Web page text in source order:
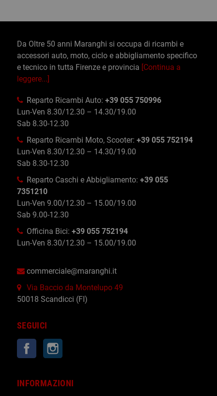
Da Oltre 50 anni Maranghi si occupa di ricambi e
accessori auto, moto, ciclo e abbigliamento specifico
e tecnico in tutta Firenze e provincia [Continua a
leggere...]
Reparto Ricambi Auto: +39 055 750996
Lun-Ven 8.30/12.30 – 14.30/19.00
Sab 8.30-12.30
Reparto Ricambi Moto, Scooter: +39 055 752194
Lun-Ven 8.30/12.30 – 14.30/19.00
Sab 8.30-12.30
Reparto Caschi e Abbigliamento: +39 055
7351210
Lun-Ven 9.00/12.30 – 15.00/19.00
Sab 9.00-12.30
Officina Bici: +39 055 752194
Lun-Ven 8.30/12.30 – 15.00/19.00
commerciale@maranghi.it
Via Baccio da Montelupo 49
50018 Scandicci (FI)
SEGUICI
Facebook
INFORMAZIONI